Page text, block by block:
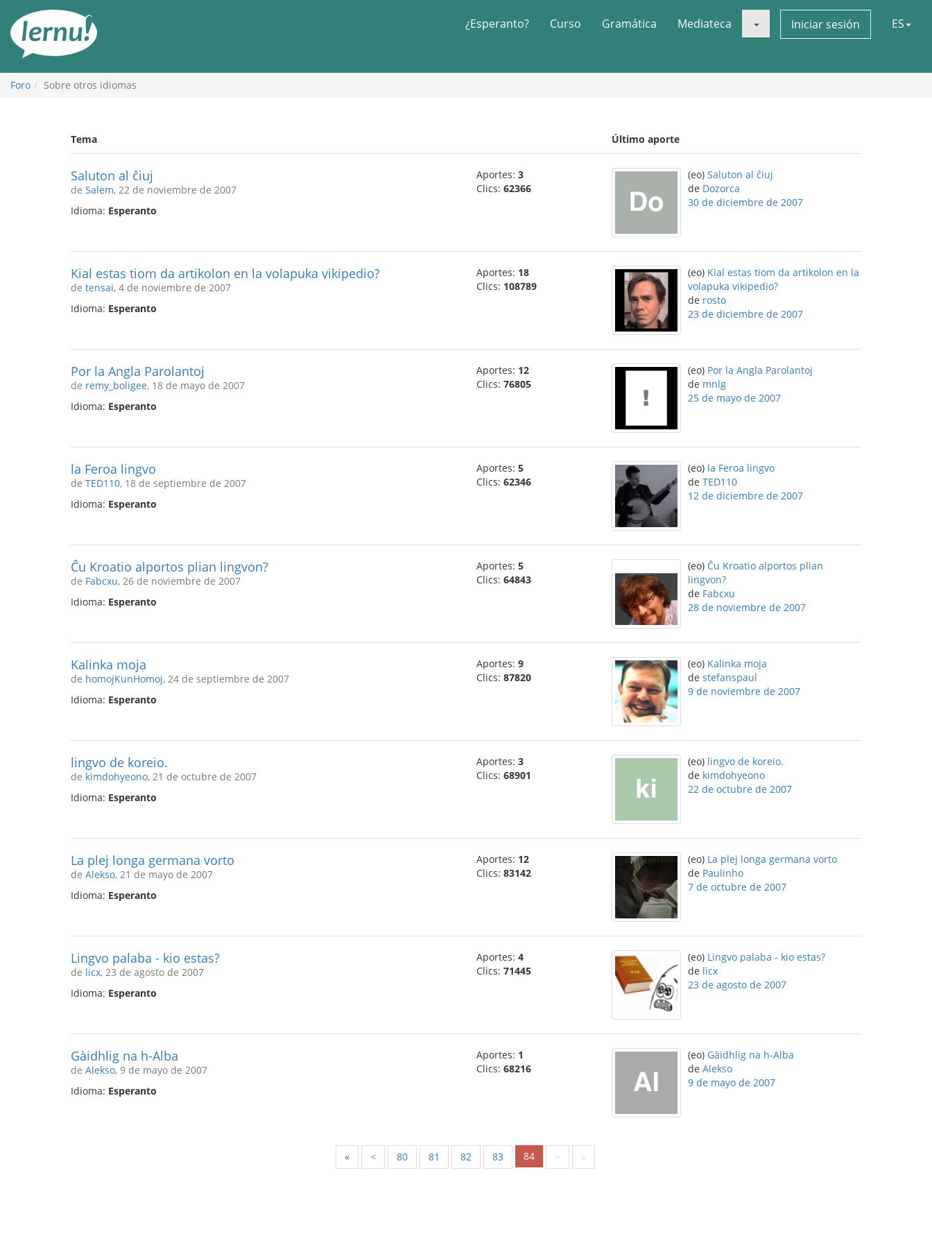
¿Esperanto? Curso Gramática Mediateca Iniciar sesión ES
Foro Sobre otros idiomas
Tema Último aporte
Saluton al ĉiuj
de Salem, 22 de noviembre de 2007
Idioma: Esperanto
Aportes: 3
Clics: 62366
(eo) Saluton al ĉiuj
de Dozorca
30 de diciembre de 2007
Kial estas tiom da artikolon en la volapuka vikipedio?
de tensai, 4 de noviembre de 2007
Idioma: Esperanto
Aportes: 18
Clics: 108789
(eo) Kial estas tiom da artikolon en la
volapuka vikipedio?
de rosto
23 de diciembre de 2007
Por la Angla Parolantoj
de remy_boligee, 18 de mayo de 2007
Idioma: Esperanto
Aportes: 12
Clics: 76805
(eo) Por la Angla Parolantoj
de mnlg
25 de mayo de 2007
la Feroa lingvo
de TED110, 18 de septiembre de 2007
Idioma: Esperanto
Aportes: 5
Clics: 62346
(eo) la Feroa lingvo
de TED110
12 de diciembre de 2007
Ĉu Kroatio alportos plian lingvon?
de Fabcxu, 26 de noviembre de 2007
Idioma: Esperanto
Aportes: 5
Clics: 64843
(eo) Ĉu Kroatio alportos plian
lingvon?
de Fabcxu
28 de noviembre de 2007
Kalinka moja
de homojKunHomoj, 24 de septiembre de 2007
Idioma: Esperanto
Aportes: 9
Clics: 87820
(eo) Kalinka moja
de stefanspaul
9 de noviembre de 2007
lingvo de koreio.
de kimdohyeono, 21 de octubre de 2007
Idioma: Esperanto
Aportes: 3
Clics: 68901
(eo) lingvo de koreio.
de kimdohyeono
22 de octubre de 2007
La plej longa germana vorto
de Alekso, 21 de mayo de 2007
Idioma: Esperanto
Aportes: 12
Clics: 83142
(eo) La plej longa germana vorto
de Paulinho
7 de octubre de 2007
Lingvo palaba - kio estas?
de licx, 23 de agosto de 2007
Idioma: Esperanto
Aportes: 4
Clics: 71445
(eo) Lingvo palaba - kio estas?
de licx
23 de agosto de 2007
Gàidhlig na h-Alba
de Alekso, 9 de mayo de 2007
Idioma: Esperanto
Aportes: 1
Clics: 68216
(eo) Gàidhlig na h-Alba
de Alekso
9 de mayo de 2007
« < 80 81 82 83 84 > »